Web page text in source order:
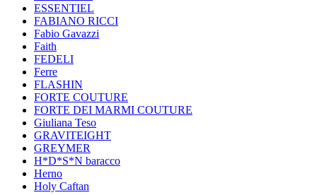
ESSENTIEL
FABIANO RICCI
Fabio Gavazzi
Faith
FEDELI
Ferre
FLASHIN
FORTE COUTURE
FORTE DEI MARMI COUTURE
Giuliana Teso
GRAVITEIGHT
GREYMER
H*D*S*N baracco
Herno
Holy Caftan